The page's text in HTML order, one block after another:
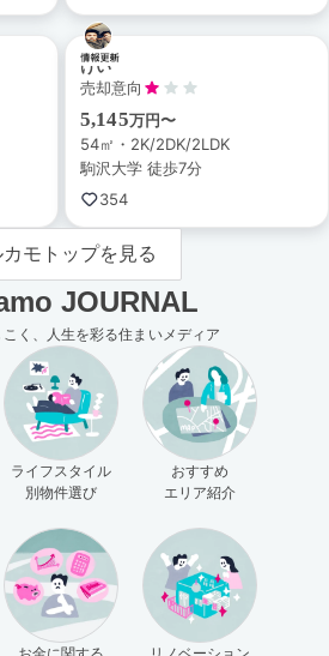
けい
売却意向
5,145万円〜
54㎡・2K/2DK/2LDK
駒沢大学 徒歩7分
354
カモトップを見る
JOURNAL
く、人生を彩る住まいメディア
ライフスタイル
別物件選び
おすすめ
エリア紹介